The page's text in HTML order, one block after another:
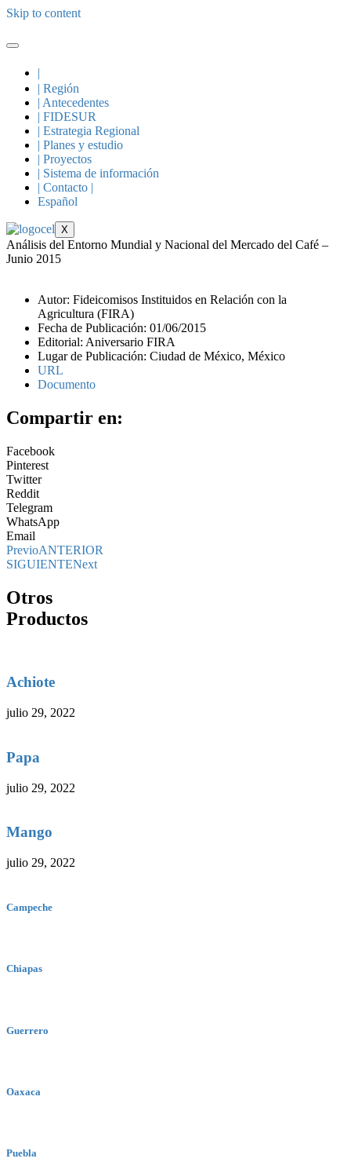
Skip to content
|
| Región
| Antecedentes
| FIDESUR
| Estrategia Regional
| Planes y estudio
| Proyectos
| Sistema de información
| Contacto |
Español
X
Análisis del Entorno Mundial y Nacional del Mercado del Café –
Junio 2015
Autor: Fideicomisos Instituidos en Relación con la
Agricultura (FIRA)
Fecha de Publicación: 01/06/2015
Editorial: Aniversario FIRA
Lugar de Publicación: Ciudad de México, México
URL
Documento
Compartir en:
Facebook
Pinterest
Twitter
Reddit
Telegram
WhatsApp
Email
PrevioANTERIOR
SIGUIENTENext
Otros
Productos
Achiote
julio 29, 2022
Papa
julio 29, 2022
Mango
julio 29, 2022
Campeche
Chiapas
Guerrero
Oaxaca
Puebla